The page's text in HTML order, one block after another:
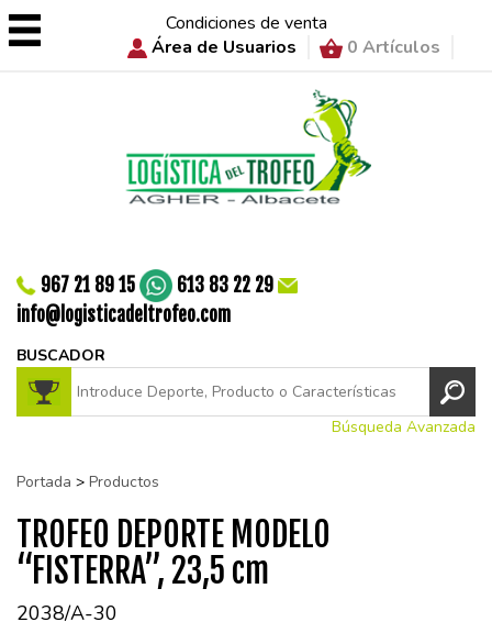
Condiciones de venta
Área de Usuarios
0 Artículos
967 21 89 15
613 83 22 29
info@logisticadeltrofeo.com
BUSCADOR
Búsqueda Avanzada
Portada > Productos
TROFEO DEPORTE MODELO
“FISTERRA”, 23,5 cm
2038/A-30